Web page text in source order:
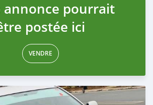
annonce pourrait
postée ici
VENDRE